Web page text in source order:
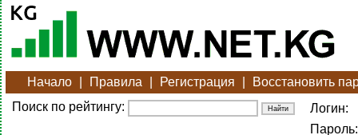
Начало Правила Регистрация
Восстановить
Поиск по рейтингу:
Логин:
Пароль: